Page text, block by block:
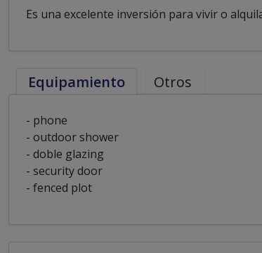
Es una excelente inversión para vivir o
Equipamiento Otros
- phone
- outdoor shower
- doble glazing
- security door
- fenced plot